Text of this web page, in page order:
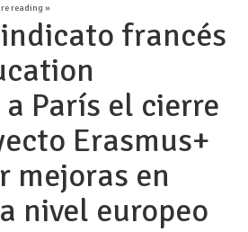
reading »
francés
París el cierre
Erasmus+
mejoras en
nivel europeo